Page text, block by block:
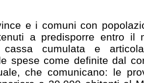
e i comuni con
a predisporre entro il
cassa cumulata e
spese come definite dal
che comunicano: le